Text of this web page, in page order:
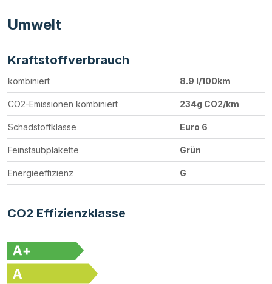
Umwelt
Kraftstoffverbrauch
kombiniert 8.9 l/100km
CO2-Emissionen kombiniert 234g CO2/km
Schadstoffklasse Euro 6
Feinstaubplakette Grün
Energieeffizienz G
CO2 Effizienzklasse